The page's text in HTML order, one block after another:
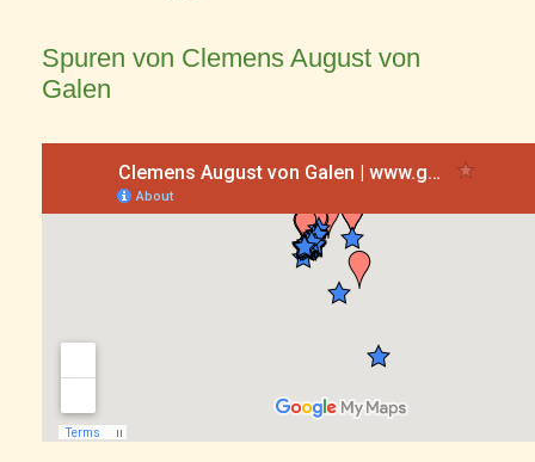
Spuren von Clemens August von
Galen